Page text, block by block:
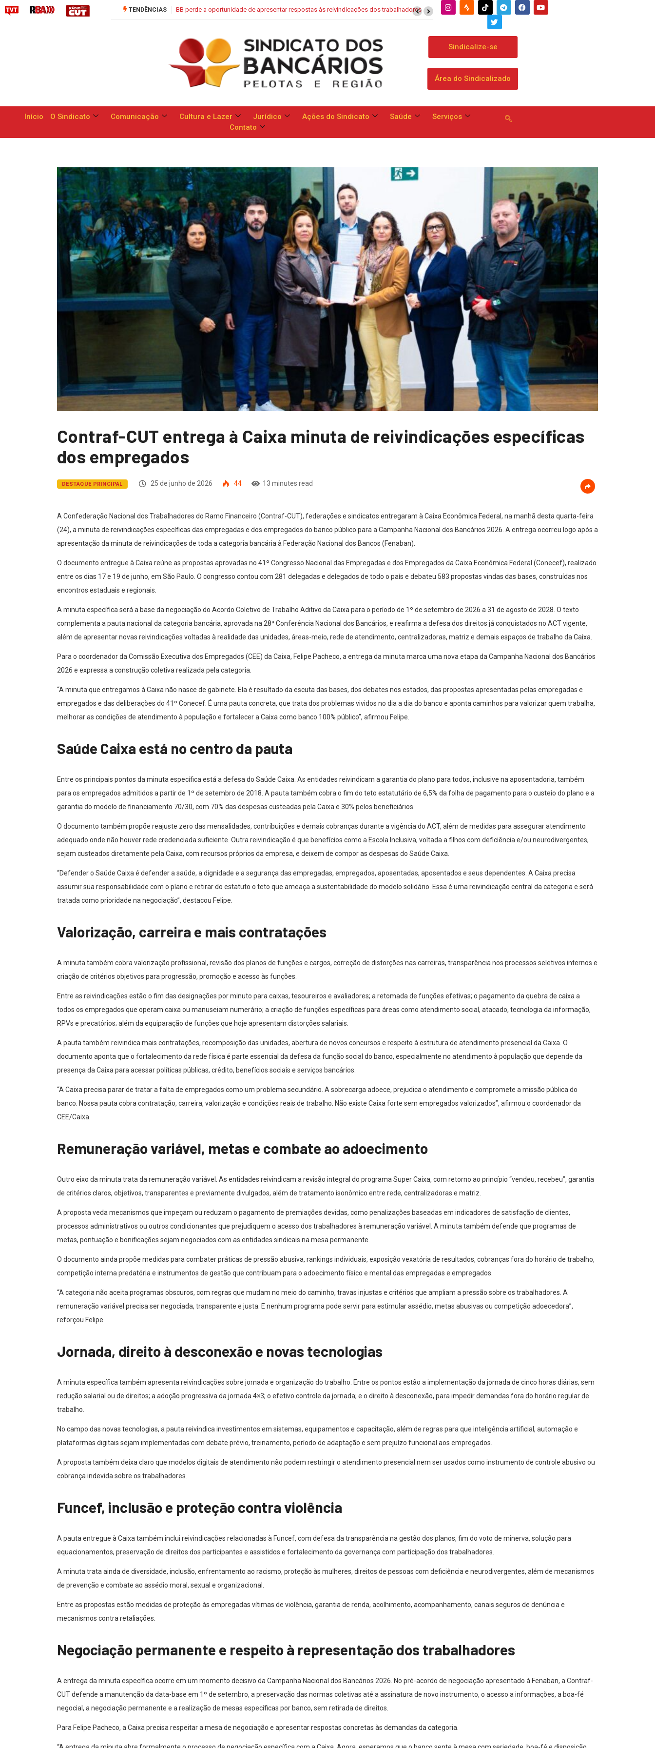
TENDÊNCIAS Saúde Caixa: Banco apresenta proposta que chega a dobrar mensalidade
Sindicalize-se
Área do Sindicalizado
Início O Sindicato Comunicação Cultura e Lazer Jurídico Ações do Sindicato Saúde
Serviços
Contato
Contraf-CUT entrega à Caixa minuta de reivindicações específicas
dos empregados
DESTAQUE PRINCIPAL 25 de junho de 2026 44 13 minutes read
A Confederação Nacional dos Trabalhadores do Ramo Financeiro (Contraf-CUT), federações e sindicatos entregaram à Caixa Econômica Federal, na manhã desta quarta-feira
(24), a minuta de reivindicações específicas das empregadas e dos empregados do banco público para a Campanha Nacional dos Bancários 2026. A entrega ocorreu logo após a
apresentação da minuta de reivindicações de toda a categoria bancária à Federação Nacional dos Bancos (Fenaban).
O documento entregue à Caixa reúne as propostas aprovadas no 41º Congresso Nacional das Empregadas e dos Empregados da Caixa Econômica Federal (Conecef), realizado
entre os dias 17 e 19 de junho, em São Paulo. O congresso contou com 281 delegadas e delegados de todo o país e debateu 583 propostas vindas das bases, construídas nos
encontros estaduais e regionais.
A minuta específica será a base da negociação do Acordo Coletivo de Trabalho Aditivo da Caixa para o período de 1º de setembro de 2026 a 31 de agosto de 2028. O texto
complementa a pauta nacional da categoria bancária, aprovada na 28ª Conferência Nacional dos Bancários, e reafirma a defesa dos direitos já conquistados no ACT vigente,
além de apresentar novas reivindicações voltadas à realidade das unidades, áreas-meio, rede de atendimento, centralizadoras, matriz e demais espaços de trabalho da Caixa.
Para o coordenador da Comissão Executiva dos Empregados (CEE) da Caixa, Felipe Pacheco, a entrega da minuta marca uma nova etapa da Campanha Nacional dos Bancários
2026 e expressa a construção coletiva realizada pela categoria.
“A minuta que entregamos à Caixa não nasce de gabinete. Ela é resultado da escuta das bases, dos debates nos estados, das propostas apresentadas pelas empregadas e
empregados e das deliberações do 41º Conecef. É uma pauta concreta, que trata dos problemas vividos no dia a dia do banco e aponta caminhos para valorizar quem trabalha,
melhorar as condições de atendimento à população e fortalecer a Caixa como banco 100% público”, afirmou Felipe.
Saúde Caixa está no centro da pauta
Entre os principais pontos da minuta específica está a defesa do Saúde Caixa. As entidades reivindicam a garantia do plano para todos, inclusive na aposentadoria, também
para os empregados admitidos a partir de 1º de setembro de 2018. A pauta também cobra o fim do teto estatutário de 6,5% da folha de pagamento para o custeio do plano e a
garantia do modelo de financiamento 70/30, com 70% das despesas custeadas pela Caixa e 30% pelos beneficiários.
O documento também propõe reajuste zero das mensalidades, contribuições e demais cobranças durante a vigência do ACT, além de medidas para assegurar atendimento
adequado onde não houver rede credenciada suficiente. Outra reivindicação é que benefícios como a Escola Inclusiva, voltada a filhos com deficiência e/ou neurodivergentes,
sejam custeados diretamente pela Caixa, com recursos próprios da empresa, e deixem de compor as despesas do Saúde Caixa.
“Defender o Saúde Caixa é defender a saúde, a dignidade e a segurança das empregadas, empregados, aposentadas, aposentados e seus dependentes. A Caixa precisa
assumir sua responsabilidade com o plano e retirar do estatuto o teto que ameaça a sustentabilidade do modelo solidário. Essa é uma reivindicação central da categoria e será
tratada como prioridade na negociação”, destacou Felipe.
Valorização, carreira e mais contratações
A minuta também cobra valorização profissional, revisão dos planos de funções e cargos, correção de distorções nas carreiras, transparência nos processos seletivos internos e
criação de critérios objetivos para progressão, promoção e acesso às funções.
Entre as reivindicações estão o fim das designações por minuto para caixas, tesoureiros e avaliadores; a retomada de funções efetivas; o pagamento da quebra de caixa a
todos os empregados que operam caixa ou manuseiam numerário; a criação de funções específicas para áreas como atendimento social, atacado, tecnologia da informação,
RPVs e precatórios; além da equiparação de funções que hoje apresentam distorções salariais.
A pauta também reivindica mais contratações, recomposição das unidades, abertura de novos concursos e respeito à estrutura de atendimento presencial da Caixa. O
documento aponta que o fortalecimento da rede física é parte essencial da defesa da função social do banco, especialmente no atendimento à população que depende da
presença da Caixa para acessar políticas públicas, crédito, benefícios sociais e serviços bancários.
“A Caixa precisa parar de tratar a falta de empregados como um problema secundário. A sobrecarga adoece, prejudica o atendimento e compromete a missão pública do
banco. Nossa pauta cobra contratação, carreira, valorização e condições reais de trabalho. Não existe Caixa forte sem empregados valorizados”, afirmou o coordenador da
CEE/Caixa.
Remuneração variável, metas e combate ao adoecimento
Outro eixo da minuta trata da remuneração variável. As entidades reivindicam a revisão integral do programa Super Caixa, com retorno ao princípio “vendeu, recebeu”, garantia
de critérios claros, objetivos, transparentes e previamente divulgados, além de tratamento isonômico entre rede, centralizadoras e matriz.
A proposta veda mecanismos que impeçam ou reduzam o pagamento de premiações devidas, como penalizações baseadas em indicadores de satisfação de clientes,
processos administrativos ou outros condicionantes que prejudiquem o acesso dos trabalhadores à remuneração variável. A minuta também defende que programas de
metas, pontuação e bonificações sejam negociados com as entidades sindicais na mesa permanente.
O documento ainda propõe medidas para combater práticas de pressão abusiva, rankings individuais, exposição vexatória de resultados, cobranças fora do horário de trabalho,
competição interna predatória e instrumentos de gestão que contribuam para o adoecimento físico e mental das empregadas e empregados.
“A categoria não aceita programas obscuros, com regras que mudam no meio do caminho, travas injustas e critérios que ampliam a pressão sobre os trabalhadores. A
remuneração variável precisa ser negociada, transparente e justa. E nenhum programa pode servir para estimular assédio, metas abusivas ou competição adoecedora”,
reforçou Felipe.
Jornada, direito à desconexão e novas tecnologias
A minuta específica também apresenta reivindicações sobre jornada e organização do trabalho. Entre os pontos estão a implementação da jornada de cinco horas diárias, sem
redução salarial ou de direitos; a adoção progressiva da jornada 4×3; o efetivo controle da jornada; e o direito à desconexão, para impedir demandas fora do horário regular de
trabalho.
No campo das novas tecnologias, a pauta reivindica investimentos em sistemas, equipamentos e capacitação, além de regras para que inteligência artificial, automação e
plataformas digitais sejam implementadas com debate prévio, treinamento, período de adaptação e sem prejuízo funcional aos empregados.
A proposta também deixa claro que modelos digitais de atendimento não podem restringir o atendimento presencial nem ser usados como instrumento de controle abusivo ou
cobrança indevida sobre os trabalhadores.
Funcef, inclusão e proteção contra violência
A pauta entregue à Caixa também inclui reivindicações relacionadas à Funcef, com defesa da transparência na gestão dos planos, fim do voto de minerva, solução para
equacionamentos, preservação de direitos dos participantes e assistidos e fortalecimento da governança com participação dos trabalhadores.
A minuta trata ainda de diversidade, inclusão, enfrentamento ao racismo, proteção às mulheres, direitos de pessoas com deficiência e neurodivergentes, além de mecanismos
de prevenção e combate ao assédio moral, sexual e organizacional.
Entre as propostas estão medidas de proteção às empregadas vítimas de violência, garantia de renda, acolhimento, acompanhamento, canais seguros de denúncia e
mecanismos contra retaliações.
Negociação permanente e respeito à representação dos trabalhadores
A entrega da minuta específica ocorre em um momento decisivo da Campanha Nacional dos Bancários 2026. No pré-acordo de negociação apresentado à Fenaban, a Contraf-
CUT defende a manutenção da data-base em 1º de setembro, a preservação das normas coletivas até a assinatura de novo instrumento, o acesso a informações, a boa-fé
negocial, a negociação permanente e a realização de mesas específicas por banco, sem retirada de direitos.
Para Felipe Pacheco, a Caixa precisa respeitar a mesa de negociação e apresentar respostas concretas às demandas da categoria.